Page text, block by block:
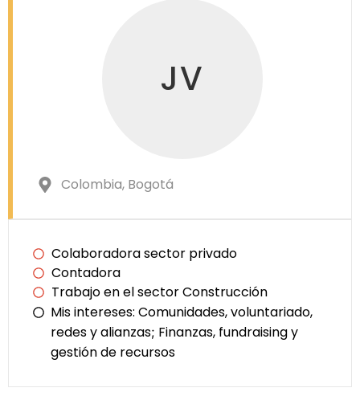
JV
Colombia, Bogotá
Colaboradora sector privado
Contadora
Trabajo en el sector Construcción
Mis intereses: Comunidades, voluntariado,
redes y alianzas; Finanzas, fundraising y
gestión de recursos